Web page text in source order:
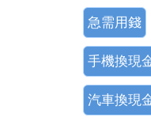
急需用錢
手機換現
汽車換現